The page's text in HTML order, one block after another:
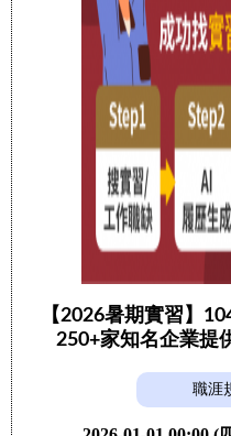
【2026暑期實習】
250+家知名企業提
職涯